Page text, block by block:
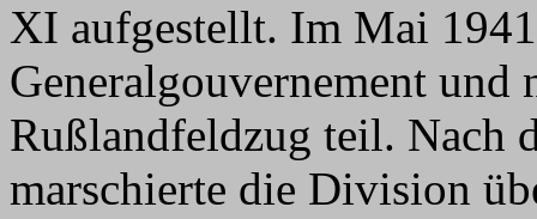
XI aufgestellt. Im Mai
Generalgouvernement und
Rußlandfeldzug teil. Nach
marschierte die Division